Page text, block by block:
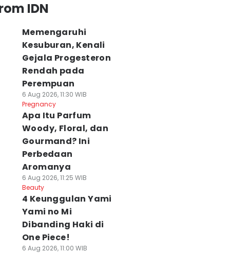
IDN
Memengaruhi
Kesuburan, Kenali
Gejala Progesteron
Rendah pada
Perempuan
6 Aug 2026, 11:30 WIB
Pregnancy
Apa Itu Parfum
Woody, Floral, dan
Gourmand? Ini
Perbedaan
Aromanya
6 Aug 2026, 11:25 WIB
Beauty
4 Keunggulan Yami
Yami no Mi
Dibanding Haki di
One Piece!
6 Aug 2026, 11:00 WIB